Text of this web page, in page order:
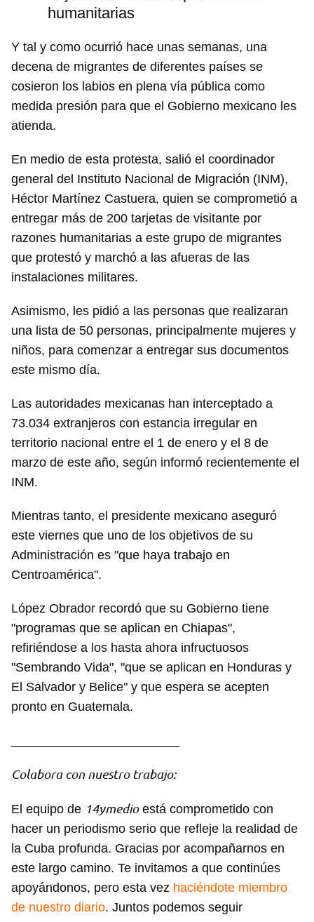
humanitarias
Y tal y como ocurrió hace unas semanas, una
decena de migrantes de diferentes países se
cosieron los labios en plena vía pública como
medida presión para que el Gobierno mexicano les
atienda.
En medio de esta protesta, salió el coordinador
general del Instituto Nacional de Migración (INM),
Héctor Martínez Castuera, quien se comprometió a
entregar más de 200 tarjetas de visitante por
razones humanitarias a este grupo de migrantes
que protestó y marchó a las afueras de las
instalaciones militares.
Asimismo, les pidió a las personas que realizaran
una lista de 50 personas, principalmente mujeres y
niños, para comenzar a entregar sus documentos
este mismo día.
Las autoridades mexicanas han interceptado a
73.034 extranjeros con estancia irregular en
territorio nacional entre el 1 de enero y el 8 de
marzo de este año, según informó recientemente el
INM.
Mientras tanto, el presidente mexicano aseguró
este viernes que uno de los objetivos de su
Administración es "que haya trabajo en
Centroamérica".
López Obrador recordó que su Gobierno tiene
"programas que se aplican en Chiapas",
refiriéndose a los hasta ahora infructuosos
"Sembrando Vida", "que se aplican en Honduras y
El Salvador y Belice" y que espera se acepten
pronto en Guatemala.
Colabora con nuestro trabajo:
El equipo de 14ymedioestá comprometido con
hacer un periodismo serio que refleje la realidad de
la Cuba profunda. Gracias por acompañarnos en
este largo camino. Te invitamos a que continúes
apoyándonos, pero esta vez haciéndote miembro
de nuestro diario. Juntos podemos seguir